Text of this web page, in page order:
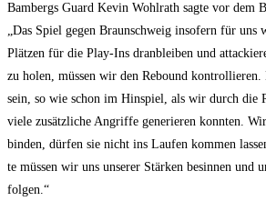
Bam­bergs Guard Kevin Wohl­rath sag­te vor dem
„Das Spiel gegen Braun­schweig inso­fern für uns
Plät­zen für die Play-Ins dran­blei­ben und
zu holen, müs­sen wir den Rebound kon­trol­lie­ren.
sein, so wie schon im Hin­spiel, als wir durch die
vie­le zusätz­li­che Angrif­fe gene­rie­ren konn­ten.
bin­den, dür­fen sie nicht ins Lau­fen kom­men
te müs­sen wir uns unse­rer Stär­ken besin­nen und
folgen.“